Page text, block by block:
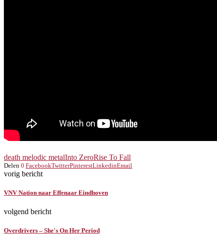
death melodic metalInto ZeroRise To Fall
Delen 0 FacebookTwitterPinterestLinkedinEmail
vorig bericht
VNV Nation naar Effenaar Eindhoven
volgend bericht
Overdrivers – She's On Her Period